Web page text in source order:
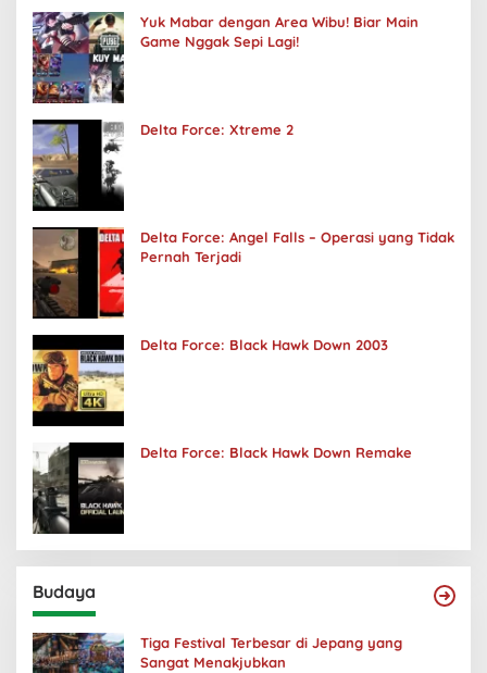
Yuk Mabar dengan Area Wibu! Biar Main
Game Nggak Sepi Lagi!
Delta Force: Xtreme 2
Delta Force: Angel Falls – Operasi yang Tidak
Pernah Terjadi
Delta Force: Black Hawk Down 2003
Delta Force: Black Hawk Down Remake
Budaya
Tiga Festival Terbesar di Jepang yang
Sangat Menakjubkan